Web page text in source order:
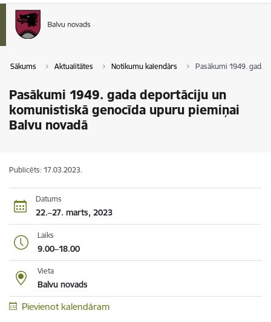
Sākums Aktualitātes Notikumu kalendārs Pasākumi 1949. gada
Pasākumi 1949. gada deportāciju un
komunistiskā genocīda upuru piemiņai
Balvu novadā
Publicēts: 17.03.2023.
Datums
22.–27. marts, 2023
Laiks
9.00–18.00
Vieta
Balvu novads
Pievienot kalendāram